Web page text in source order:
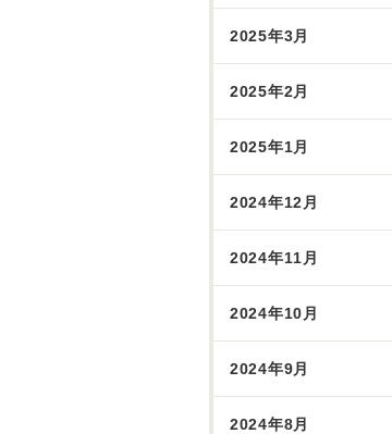
2025年3月
2025年2月
2025年1月
2024年12月
2024年11月
2024年10月
2024年9月
2024年8月